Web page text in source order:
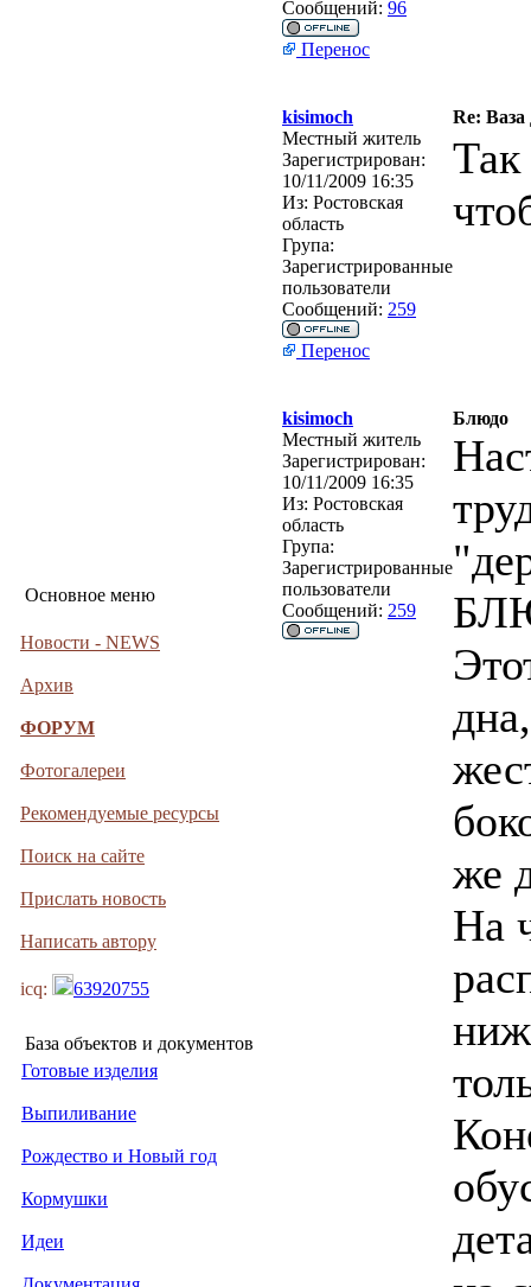
Основное меню
Новости - NEWS
Архив
ФОРУМ
Фотогалереи
Рекомендуемые ресурсы
Поиск на сайте
Прислать новость
Написать автору
icq: 63920755
База объектов и документов
Готовые изделия
Выпиливание
Рождество и Новый год
Кормушки
Идеи
Сообщений: 96
Перенос
kisimoch
Re:
Местный житель
Зарегистрирован:
10/11/2009 16:35
Из: Ростовская
область
Група:
Зарегистрированные
пользователи
Сообщений: 259
Перенос
kisimoch
Блюдо
Местный житель
Зарегистрирован:
10/11/2009 16:35
Из: Ростовская
область
Група:
Зарегистрированные
пользователи
Сообщений: 259
же
На